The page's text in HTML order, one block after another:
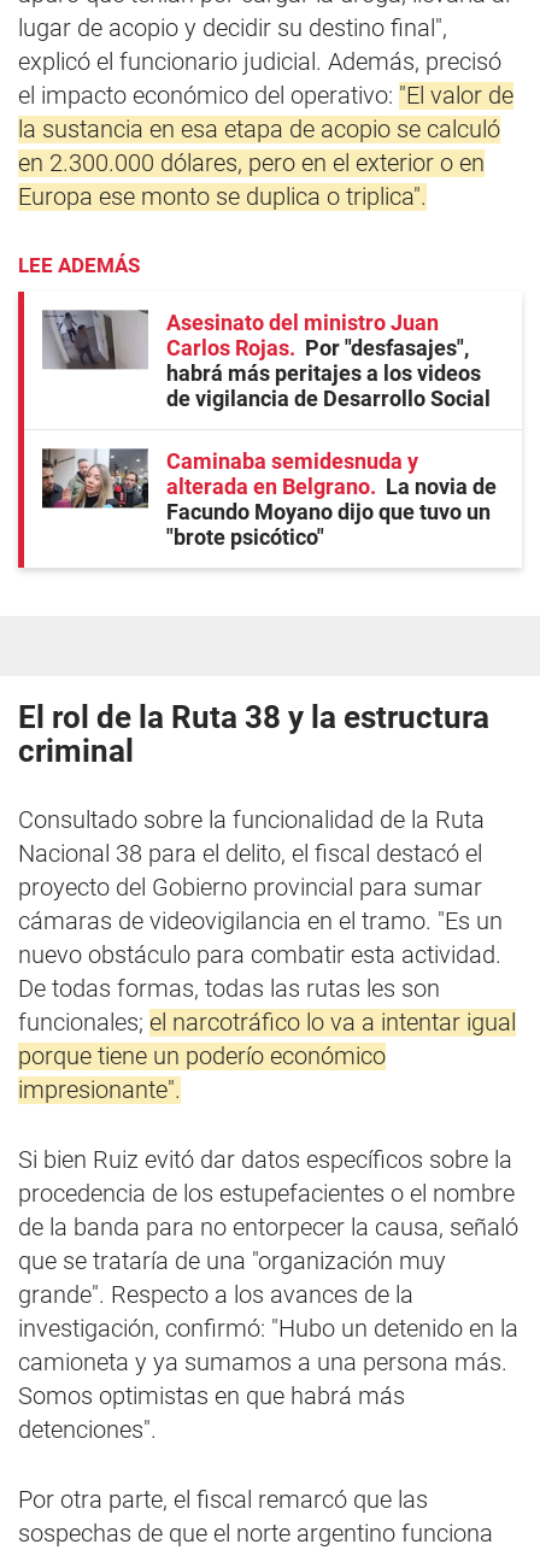
lugar de acopio y decidir su destino final",
explicó el funcionario judicial. Además, precisó
el impacto económico del operativo: "El valor de
la sustancia en esa etapa de acopio se calculó
en 2.300.000 dólares, pero en el exterior o en
Europa ese monto se duplica o triplica".
LEE ADEMÁS
Asesinato del ministro Juan
Carlos Rojas
Por "desfasajes",
habrá más peritajes a los videos
de vigilancia de Desarrollo Social
Caminaba semidesnuda y
alterada en Belgrano
La novia de
Facundo Moyano dijo que tuvo un
"brote psicótico"
El rol de la Ruta 38 y la estructura
criminal
Consultado sobre la funcionalidad de la Ruta
Nacional 38 para el delito, el fiscal destacó el
proyecto del Gobierno provincial para sumar
cámaras de videovigilancia en el tramo. "Es un
nuevo obstáculo para combatir esta actividad.
De todas formas, todas las rutas les son
funcionales; el narcotráfico lo va a intentar igual
porque tiene un poderío económico
impresionante".
Si bien Ruiz evitó dar datos específicos sobre la
procedencia de los estupefacientes o el nombre
de la banda para no entorpecer la causa, señaló
que se trataría de una "organización muy
grande". Respecto a los avances de la
investigación, confirmó: "Hubo un detenido en la
camioneta y ya sumamos a una persona más.
Somos optimistas en que habrá más
detenciones".
Por otra parte, el fiscal remarcó que las
sospechas de que el norte argentino funciona